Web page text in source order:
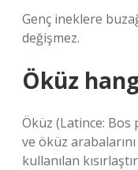
Genç ineklere
değişmez.
Öküz
Öküz (Latince:
ve öküz
kullanılan